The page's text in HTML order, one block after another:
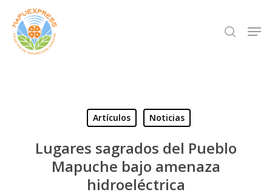
Skip
main
search
Artículos Noticias
Lugares sagrados del Pueblo
Mapuche bajo amenaza
hidroeléctrica
Close